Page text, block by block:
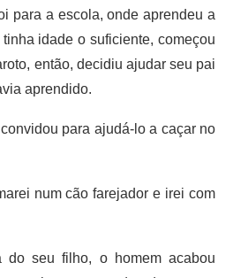
para a escola, onde aprendeu a
idade o suficiente, começou
então, decidiu ajudar seu pai
aprendido.
para ajudá-lo a caçar no
num cão farejador e irei com
filho, o homem acabou